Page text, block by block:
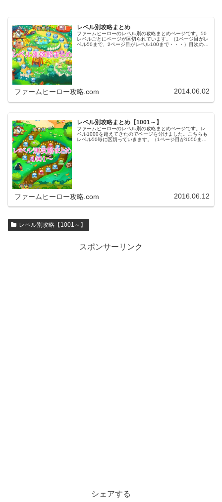
レベル別攻略まとめ
ファームヒーローのレベル別の攻略まとめページです。50
レベルごとにページが区切られています。（1ページ目がレ
ベル50まで、2ページ目がレベル100まで・・・）目次のリ
ファームヒーロー攻略.com 2014.06.02
レベル別攻略まとめ【1001～】
ファームヒーローのレベル別の攻略まとめページです。レ
ベル1000を超えてきたのでページを分けました。こちらも
レベル50毎に区切っていきます。（1ページ目が1050ま
ファームヒーロー攻略.com 2016.06.12
レベル別攻略【1001～】
スポンサーリンク
シェアする